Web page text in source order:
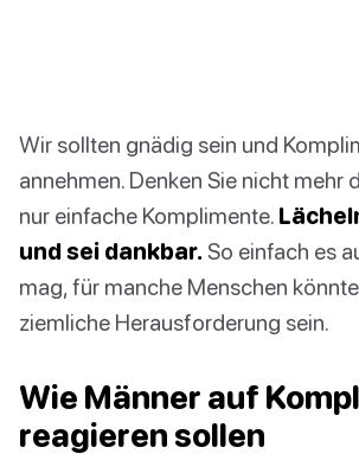
Wir sollten gnädig sein und
annehmen. Denken Sie nicht mehr
nur einfache Komplimente.
und sei dankbar. So einfach es
mag, für manche Menschen
ziemliche Herausforderung sein.
Wie Männer auf
reagieren sollen